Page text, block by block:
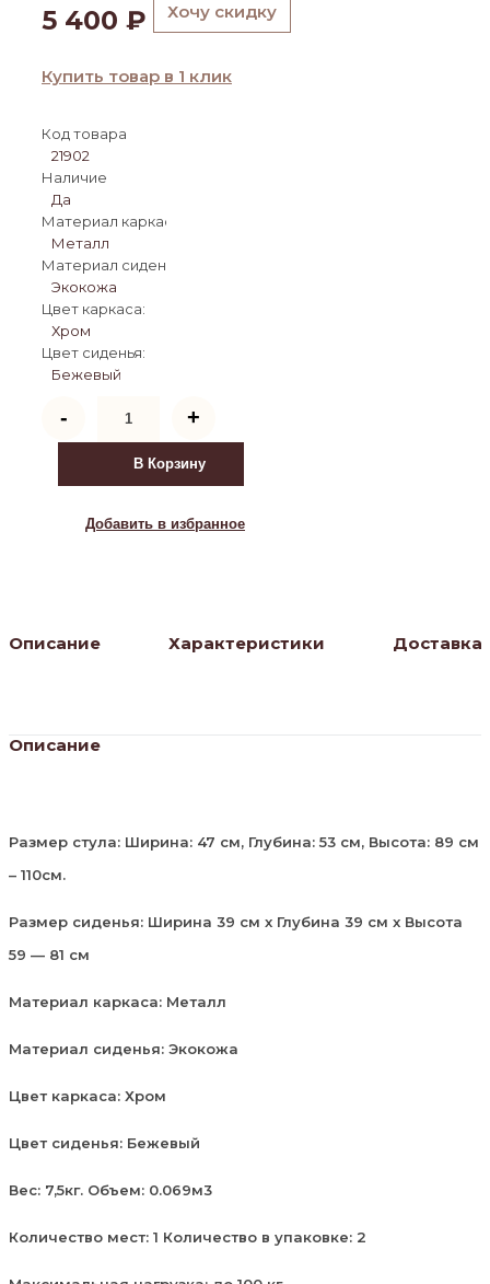
5 400 ₽ Хочу скидку
Купить товар в 1 клик
Код товара
21902
Наличие
Да
Материал каркаса:
Металл
Материал сиденья:
Экокожа
Цвет каркаса:
Хром
Цвет сиденья:
Бежевый
-
товара
Барный
Porch
бежевый
+
В Корзину
Добавить в избранное
Описание Характеристики Доставка
Описание
Размер стула: Ширина: 47 см, Глубина: 53 см, Высота: 89 см
– 110см.
Размер сиденья: Ширина 39 см x Глубина 39 см x Высота
59 — 81 см
Материал каркаса: Металл
Материал сиденья: Экокожа
Цвет каркаса: Хром
Цвет сиденья: Бежевый
Вес: 7,5кг. Объем: 0.069м3
Количество мест: 1 Количество в упаковке: 2